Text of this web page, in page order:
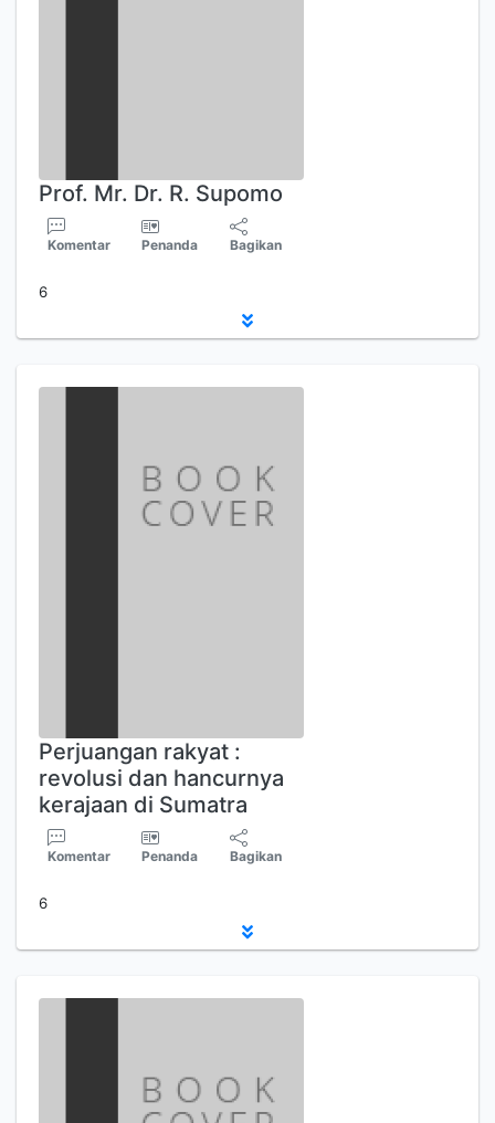
Prof. Mr. Dr. R. Supomo
Komentar Penanda Bagikan
6
Perjuangan rakyat :
revolusi dan hancurnya
kerajaan di Sumatra
Komentar Penanda Bagikan
6